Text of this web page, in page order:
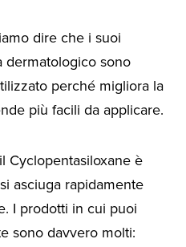
dire che i suoi
dermatologico sono
perché migliora la
più facili da applicare.
Cyclopentasiloxane è
asciuga rapidamente
I prodotti in cui puoi
sono davvero molti: